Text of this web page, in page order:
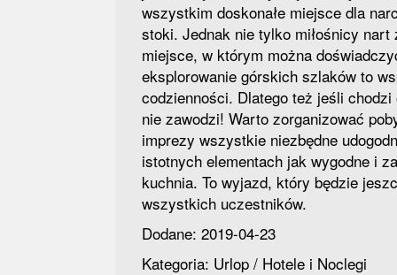
wszystkim doskonałe miejsce dla
stoki. Jednak nie tylko miłośnicy
miejsce, w którym można
eksplorowanie górskich szlaków to
codzienności. Dlatego też jeśli
nie zawodzi! Warto zorganizować
imprezy wszystkie niezbędne
istotnych elementach jak wygodne i
kuchnia. To wyjazd, który będzie
wszystkich uczestników.
Dodane: 2019-04-23
Kategoria: Urlop / Hotele i Noclegi